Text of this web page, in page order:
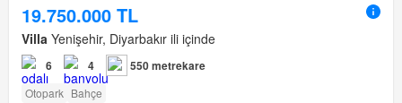
19.750.000 TL
Villa Yenişehir, Diyarbakır ili içinde
6 4 550 metrekare
Otopark Bahçe